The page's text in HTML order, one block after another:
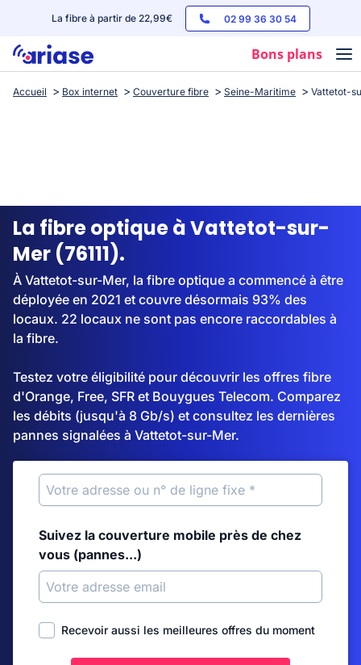
La fibre à partir de 22,99€ 02 99 36 30 54
Bons plans
Box internet
Streaming
Accueil Box internet Couverture fibre Seine-Maritime Vattetot-
La fibre optique à Vattetot-sur-
Mer (76111).
À Vattetot-sur-Mer, la fibre optique a commencé à être
déployée en 2021 et couvre désormais 93% des
locaux. 22 locaux ne sont pas encore raccordables à
la fibre.
Testez votre éligibilité pour découvrir les offres fibre
d'Orange, Free, SFR et Bouygues Telecom. Comparez
les débits (jusqu'à 8 Gb/s) et consultez les dernières
pannes signalées à Vattetot-sur-Mer.
Suivez la couverture mobile près de chez
vous (pannes...)
Recevoir aussi les meilleures offres du moment